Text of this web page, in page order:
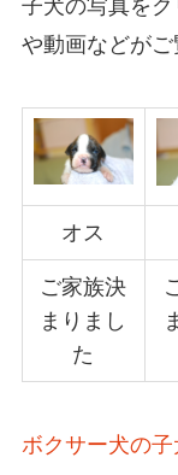
子犬の写真を
や動画などがご
オス
ご家族決
まりまし
た
ボクサー犬の子